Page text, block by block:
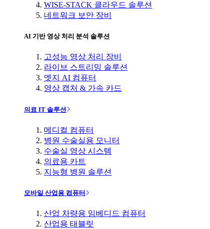
WISE-STACK 클라우드 솔루션
네트워크 보안 장비
AI 기반 영상 처리 분석 솔루션
고성능 영상 처리 장비
라이브 스트리밍 솔루션
엣지 AI 컴퓨터
영상 캡처 & 가속 카드
의료 IT 솔루션
메디컬 컴퓨터
병원 수술실용 모니터
수술실 영상 시스템
의료용 카트
지능형 병원 솔루션
모바일 산업용 컴퓨터
산업 차량용 임베디드 컴퓨터
산업용 태블릿